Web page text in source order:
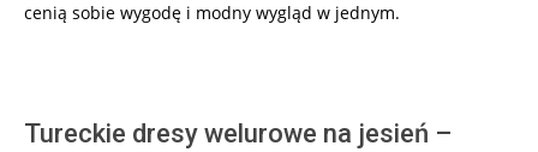
cenią sobie wygodę i modny wygląd w jednym.
Tureckie dresy welurowe na jesień –